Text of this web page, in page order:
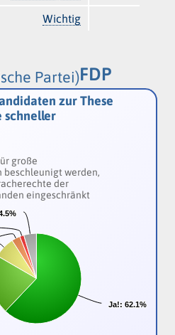
Wichtig
FDP
Partei)
Ja!: 62.1%
Ja!: 62.1%
zur These
schneller
große
werden,
der
eingeschränkt